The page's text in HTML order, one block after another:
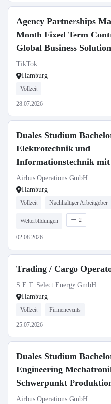
Agency Partnerships
Month Fixed Term
Global Business
TikTok
Hamburg
Vollzeit
28.07.2026
Duales Studium
Elektrotechnik und
Informationstechnik
Science Elektrotechnik
01.10.2027
Airbus Operations GmbH
Hamburg
Vollzeit Nachhaltiger Arbeitgeber
Weiterbildungen 2
02.08.2026
Trading / Cargo
S.E.T. Select Energy GmbH
Hamburg
Vollzeit Firmenevents
25.07.2026
Duales Studium
Engineering
Schwerpunkt
Airbus Operations GmbH